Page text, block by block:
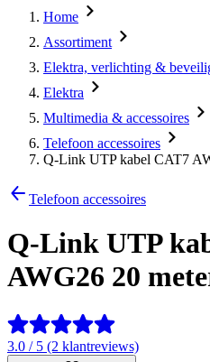
Home
Assortiment
Elektra, verlichting &
Elektra
Multimedia & accessoires
Telefoon accessoires
Q-Link UTP kabel CAT7
Telefoon accessoires
Q-Link UTP
AWG26 20
3.0 / 5 (2 klantreviews)